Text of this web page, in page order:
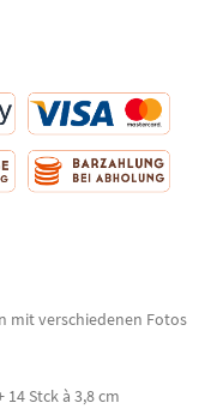
mit verschiedenen Fotos
Stck à 3,8 cm